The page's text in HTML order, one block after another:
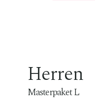
Herren
Masterpaket L